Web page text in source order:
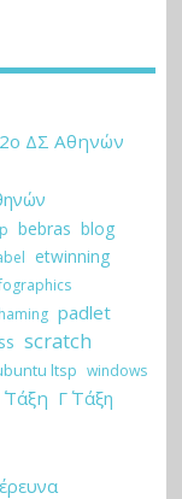
ΔΣ Αθηνών
bebras blog
etwinning
padlet
scratch
ltsp windows
Τάξη Γ΄ Τάξη
έρευνα